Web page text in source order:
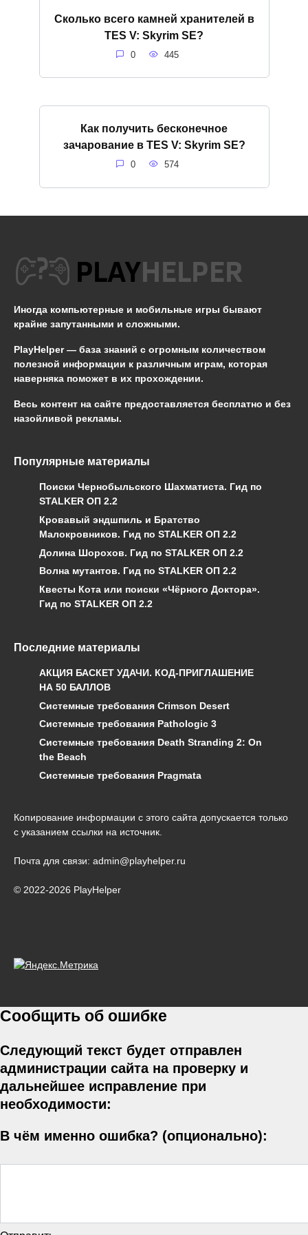
Сколько всего камней хранителей в
TES V: Skyrim SE?
0 445
Как получить бесконечное
зачарование в TES V: Skyrim SE?
0 574
Иногда компьютерные и мобильные игры бывают
крайне запутанными и сложными.
PlayHelper — база знаний с огромным количеством
полезной информации к различным играм, которая
наверняка поможет в их прохождении.
Весь контент на сайте предоставляется бесплатно и без
назойливой рекламы.
Популярные материалы
Поиски Чернобыльского Шахматиста. Гид по
STALKER ОП 2.2
Кровавый эндшпиль и Братство
Малокровников. Гид по STALKER ОП 2.2
Долина Шорохов. Гид по STALKER ОП 2.2
Волна мутантов. Гид по STALKER ОП 2.2
Квесты Кота или поиски «Чёрного Доктора».
Гид по STALKER ОП 2.2
Последние материалы
АКЦИЯ БАСКЕТ УДАЧИ. КОД-ПРИГЛАШЕНИЕ
НА 50 БАЛЛОВ
Системные требования Crimson Desert
Системные требования Pathologic 3
Системные требования Death Stranding 2: On
the Beach
Системные требования Pragmata
Копирование информации с этого сайта допускается только
с указанием ссылки на источник.
Почта для связи: admin@playhelper.ru
© 2022-2026 PlayHelper
Сообщить об ошибке
Следующий текст будет отправлен
администрации сайта на проверку и
дальнейшее исправление при
необходимости:
В чём именно ошибка? (опционально):